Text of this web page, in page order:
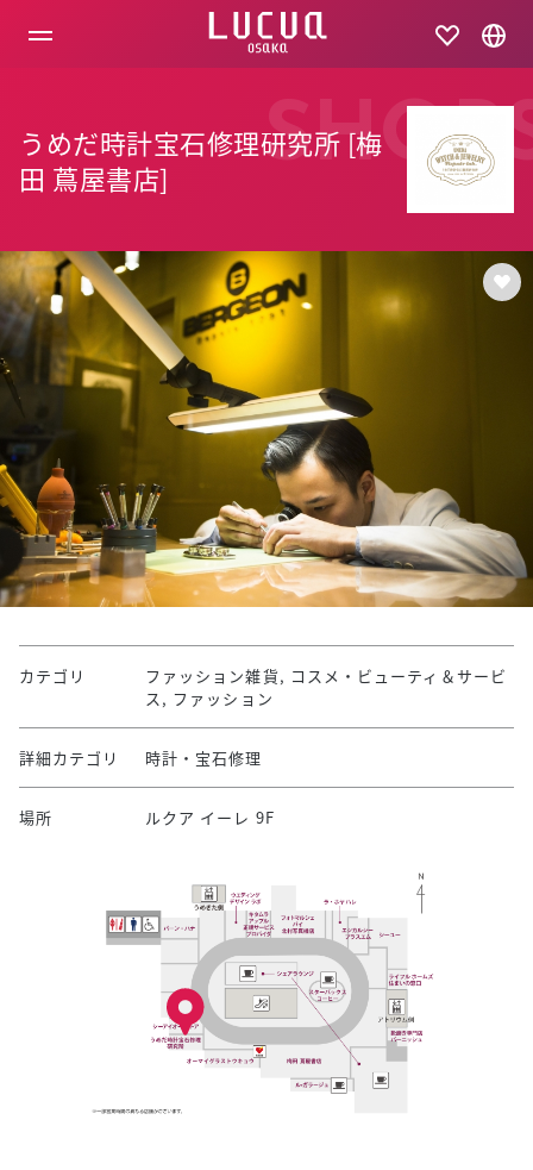
うめだ時計宝石修理研究所 [梅
田 蔦屋書店]
カテゴリ
ファッション雑貨, コスメ・ビューティ＆サービ
ス, ファッション
詳細カテゴリ 時計・宝石修理
場所 ルクア イーレ 9F